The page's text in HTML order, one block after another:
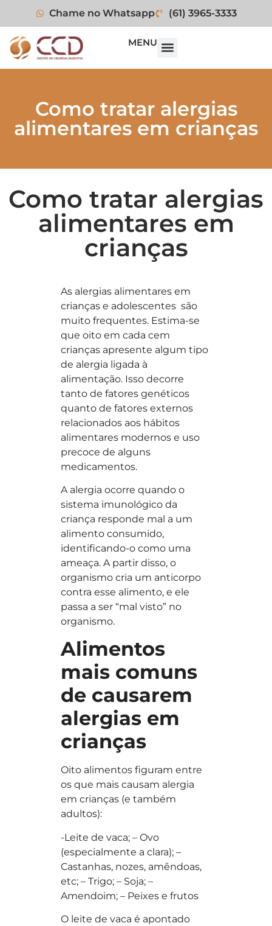
Chame no Whatsapp (61) 3965-3333
MENU
Como tratar alergias
alimentares em crianças
Como tratar alergias
alimentares em
crianças
As alergias alimentares em
crianças e adolescentes são
muito frequentes. Estima-se
que oito em cada cem
crianças apresente algum tipo
de alergia ligada à
alimentação. Isso decorre
tanto de fatores genéticos
quanto de fatores externos
relacionados aos hábitos
alimentares modernos e uso
precoce de alguns
medicamentos.
A alergia ocorre quando o
sistema imunológico da
criança responde mal a um
alimento consumido,
identificando-o como uma
ameaça. A partir disso, o
organismo cria um anticorpo
contra esse alimento, e ele
passa a ser “mal visto” no
organismo.
Alimentos
mais comuns
de causarem
alergias em
crianças
Oito alimentos figuram entre
os que mais causam alergia
em crianças (e também
adultos):
-Leite de vaca; – Ovo
(especialmente a clara); –
Castanhas, nozes, amêndoas,
etc; – Trigo; – Soja; –
Amendoim; – Peixes e frutos
O leite de vaca é apontado